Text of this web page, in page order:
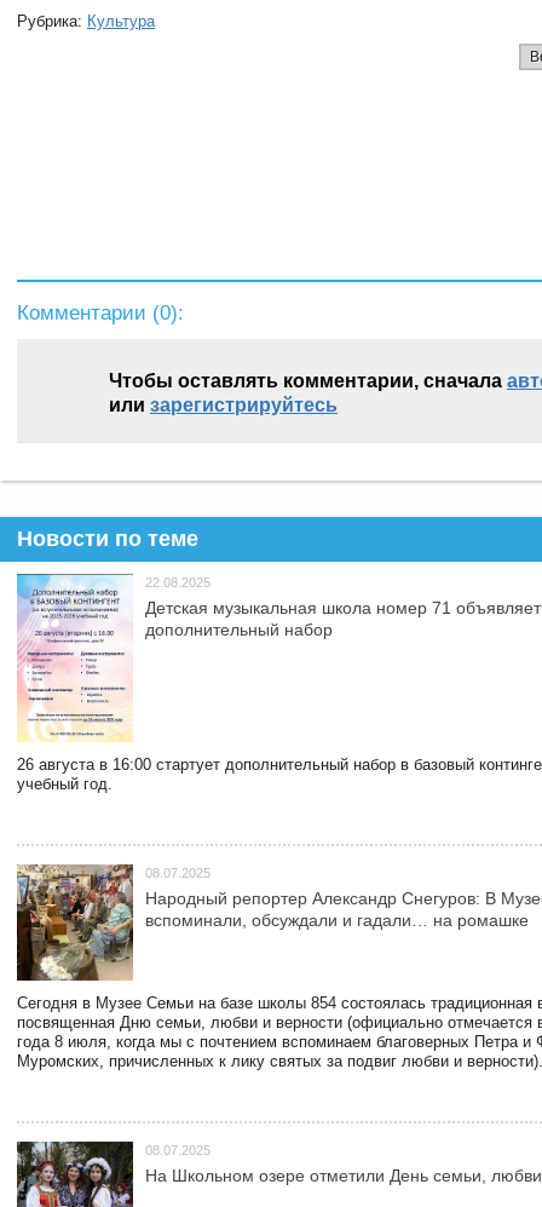
Рубрика: Культура
Комментарии (0):
Чтобы оставлять комментарии, сначала
или зарегистрируйтесь
Новости по теме
22.08.2025
Детская музыкальная школа номер 71 объявляет
дополнительный набор
26 августа в 16:00 стартует дополнительный набор в базовый
учебный год.
08.07.2025
Народный репортер Александр Снегуров: В
вспоминали, обсуждали и гадали… на ромашке
Сегодня в Музее Семьи на базе школы 854 состоялась традиционная
посвященная Дню семьи, любви и верности (официально отмечается
года 8 июля, когда мы с почтением вспоминаем благоверных Петра и
Муромских, причисленных к лику святых за подвиг любви и верности).
08.07.2025
На Школьном озере отметили День семьи,